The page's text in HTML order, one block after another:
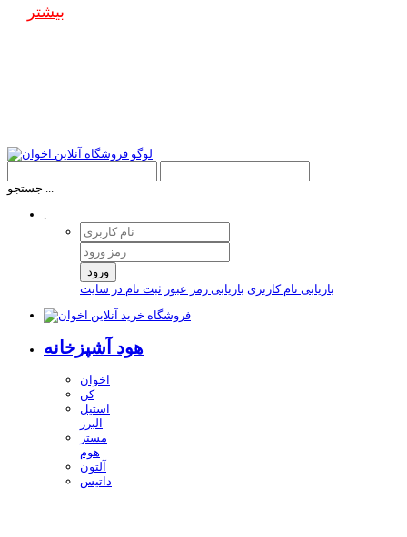
جستجو ...
.
ورود
بازیابی نام کاربری بازیابی رمز عبور ثبت نام در سایت
هود آشپزخانه
اخوان
کن
استیل
البرز
مستر
هوم
آلتون
داتیس
بیشتر